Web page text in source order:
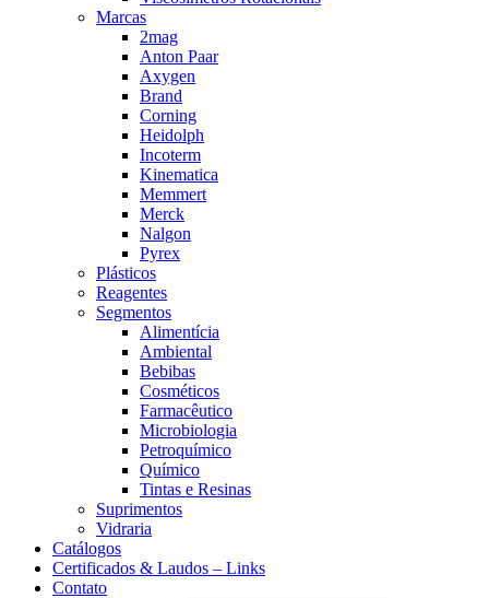
Marcas
2mag
Anton Paar
Axygen
Brand
Corning
Heidolph
Incoterm
Kinematica
Memmert
Merck
Nalgon
Pyrex
Plásticos
Reagentes
Segmentos
Alimentícia
Ambiental
Bebibas
Cosméticos
Farmacêutico
Microbiologia
Petroquímico
Químico
Tintas e Resinas
Suprimentos
Vidraria
Catálogos
Certificados & Laudos – Links
Contato